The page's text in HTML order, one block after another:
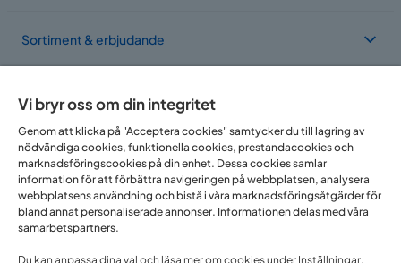
Sortiment & erbjudande
Om Trademax
Vi finns i flera länder
Vi bryr oss om din integritet
Genom att klicka på "Acceptera cookies" samtycker du till lagring av
nödvändiga cookies, funktionella cookies, prestandacookies och
marknadsföringscookies på din enhet. Dessa cookies samlar
information för att förbättra navigeringen på webbplatsen, analysera
webbplatsens användning och bistå i våra marknadsföringsåtgärder för
bland annat personaliserade annonser. Informationen delas med våra
samarbetspartners.
Du kan anpassa dina val och läsa mer om cookies under Inställningar.